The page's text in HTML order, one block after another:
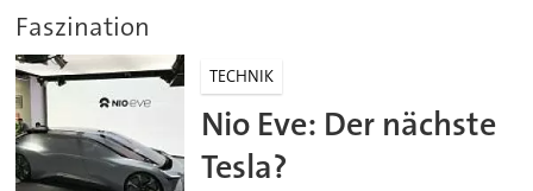
Faszination
TECHNIK
Nio Eve: Der nächste
Tesla?